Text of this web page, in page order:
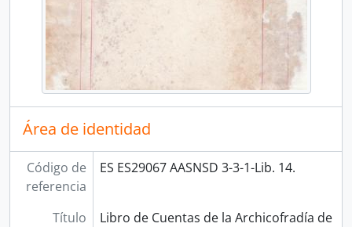
Área de identidad
Código de
referencia
ES ES29067 AASNSD 3-3-1-Lib. 14.
Título
Libro de Cuentas de la Archicofradía de